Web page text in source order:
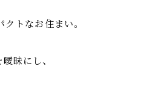
トなお住まい。
昧にし、